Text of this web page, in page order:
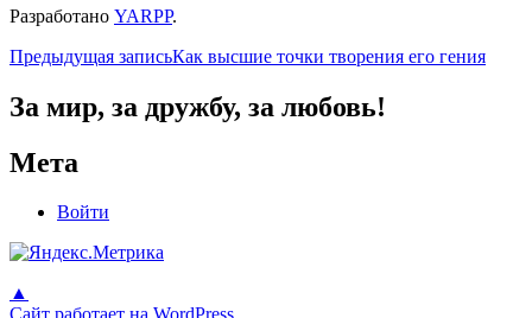
Разработано YARPP.
Навигация
по
записям
Предыдущая записьКак высшие точки творения его гения
За мир, за дружбу, за любовь!
Мета
Войти
▲